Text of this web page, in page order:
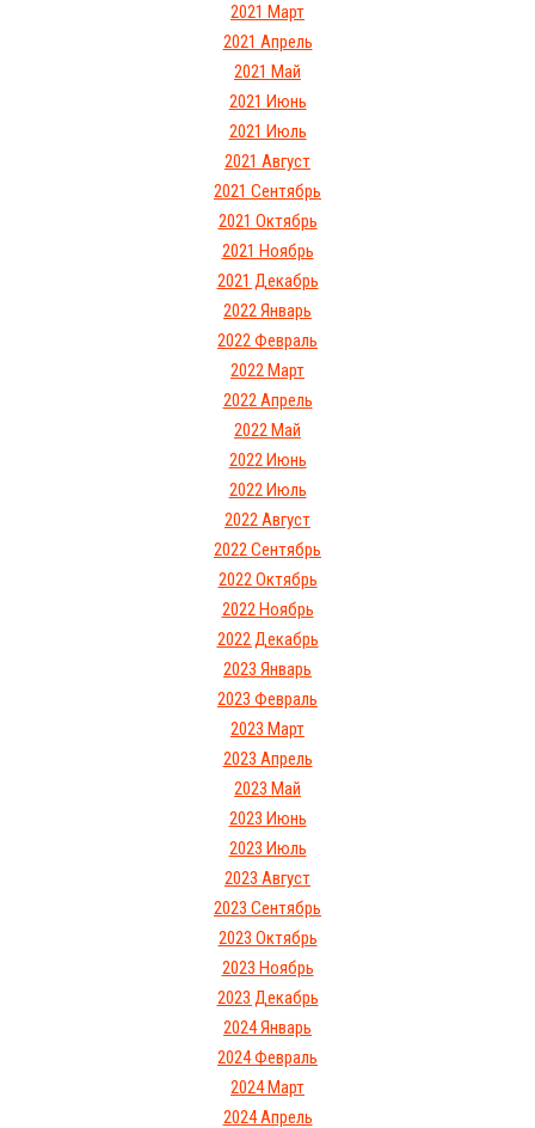
2021 Март
2021 Апрель
2021 Май
2021 Июнь
2021 Июль
2021 Август
2021 Сентябрь
2021 Октябрь
2021 Ноябрь
2021 Декабрь
2022 Январь
2022 Февраль
2022 Март
2022 Апрель
2022 Май
2022 Июнь
2022 Июль
2022 Август
2022 Сентябрь
2022 Октябрь
2022 Ноябрь
2022 Декабрь
2023 Январь
2023 Февраль
2023 Март
2023 Апрель
2023 Май
2023 Июнь
2023 Июль
2023 Август
2023 Сентябрь
2023 Октябрь
2023 Ноябрь
2023 Декабрь
2024 Январь
2024 Февраль
2024 Март
2024 Апрель